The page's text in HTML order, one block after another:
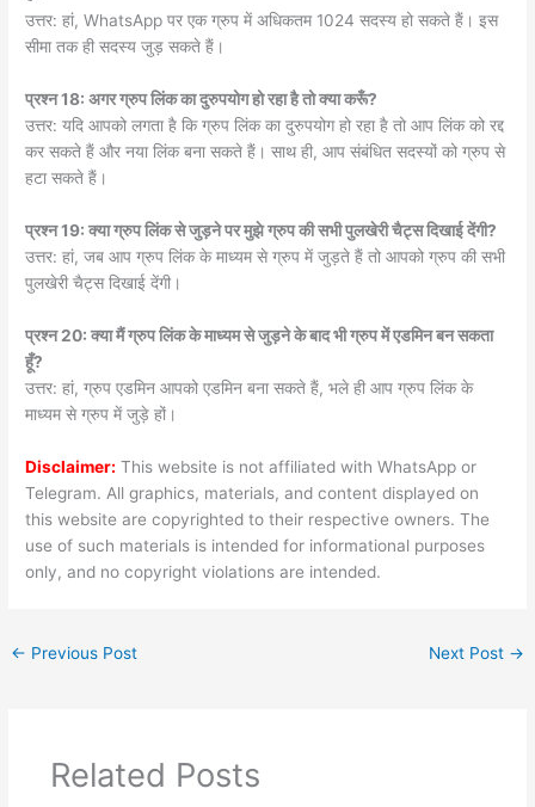
उत्तर: हां, WhatsApp पर एक ग्रुप में अधिकतम 1024 सदस्य हो सकते हैं। इस
सीमा तक ही सदस्य जुड़ सकते हैं।
प्रश्न 18: अगर ग्रुप लिंक का दुरुपयोग हो रहा है तो क्या करूँ?
उत्तर: यदि आपको लगता है कि ग्रुप लिंक का दुरुपयोग हो रहा है तो आप लिंक को रद्द
कर सकते हैं और नया लिंक बना सकते हैं। साथ ही, आप संबंधित सदस्यों को ग्रुप से
हटा सकते हैं।
प्रश्न 19: क्या ग्रुप लिंक से जुड़ने पर मुझे ग्रुप की सभी पुलखेरी चैट्स दिखाई देंगी?
उत्तर: हां, जब आप ग्रुप लिंक के माध्यम से ग्रुप में जुड़ते हैं तो आपको ग्रुप की सभी
पुलखेरी चैट्स दिखाई देंगी।
प्रश्न 20: क्या मैं ग्रुप लिंक के माध्यम से जुड़ने के बाद भी ग्रुप में एडमिन बन सकता
हूँ?
उत्तर: हां, ग्रुप एडमिन आपको एडमिन बना सकते हैं, भले ही आप ग्रुप लिंक के
माध्यम से ग्रुप में जुड़े हों।
Disclaimer: This website is not affiliated with WhatsApp or
Telegram. All graphics, materials, and content displayed on
this website are copyrighted to their respective owners. The
use of such materials is intended for informational purposes
only, and no copyright violations are intended.
← Previous Post Next Post →
Related Posts